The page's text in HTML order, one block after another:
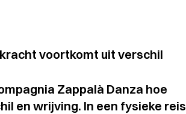
voortkomt uit verschil
Zappalà Danza hoe
en wrijving. In een fysieke reis